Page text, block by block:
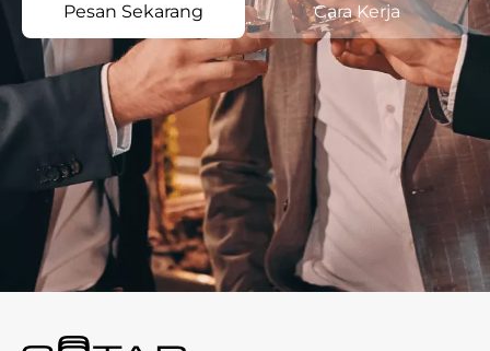
Pesan Sekarang Cara Kerja